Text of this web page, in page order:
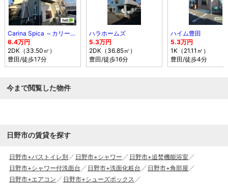
Carina Spica ～カリーナスピカ～
6.4万円
2DK（33.50㎡）
豊田/徒歩17分
ハラホームズ
5.3万円
2DK（36.85㎡）
豊田/徒歩16分
ハイム豊田
5.3万円
1K（21.11㎡）
豊田/徒歩4分
今まで閲覧した物件
日野市の賃貸を探す
日野市+バストイレ別 日野市+シャワー
日野市+追焚機能浴室
日野市+シャワー付洗面台
日野市+洗面化粧台
日野市+角部屋
日野市+エアコン
日野市+シューズボックス